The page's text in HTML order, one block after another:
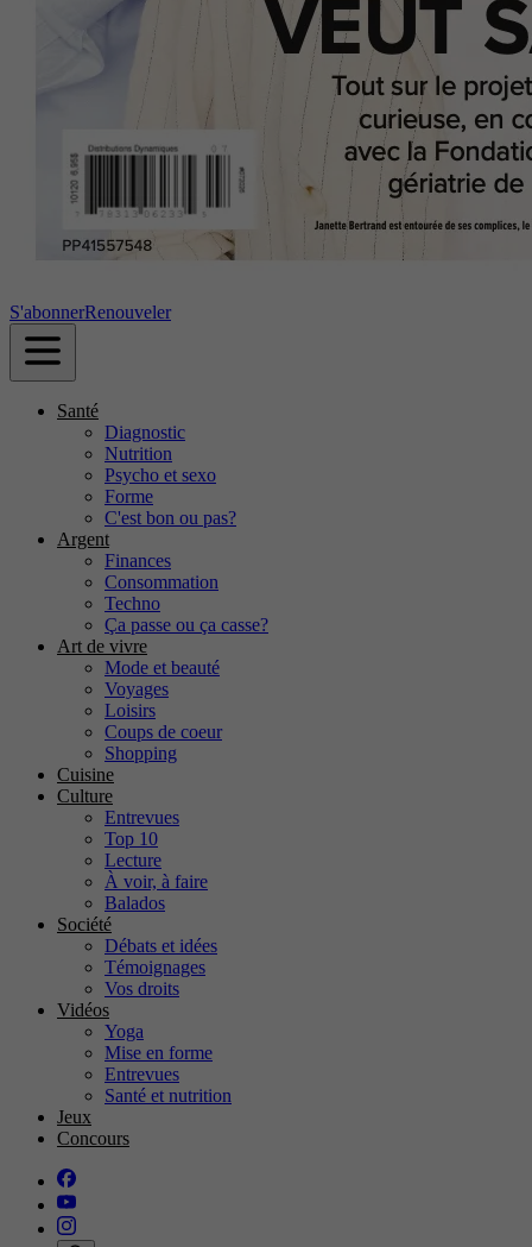
S'abonnerRenouveler
Santé
Diagnostic
Nutrition
Psycho et sexo
Forme
C'est bon ou pas?
Argent
Finances
Consommation
Techno
Ça passe ou ça casse?
Art de vivre
Mode et beauté
Voyages
Loisirs
Coups de coeur
Shopping
Cuisine
Culture
Entrevues
Top 10
Lecture
À voir, à faire
Balados
Société
Débats et idées
Témoignages
Vos droits
Vidéos
Yoga
Mise en forme
Entrevues
Santé et nutrition
Jeux
Concours